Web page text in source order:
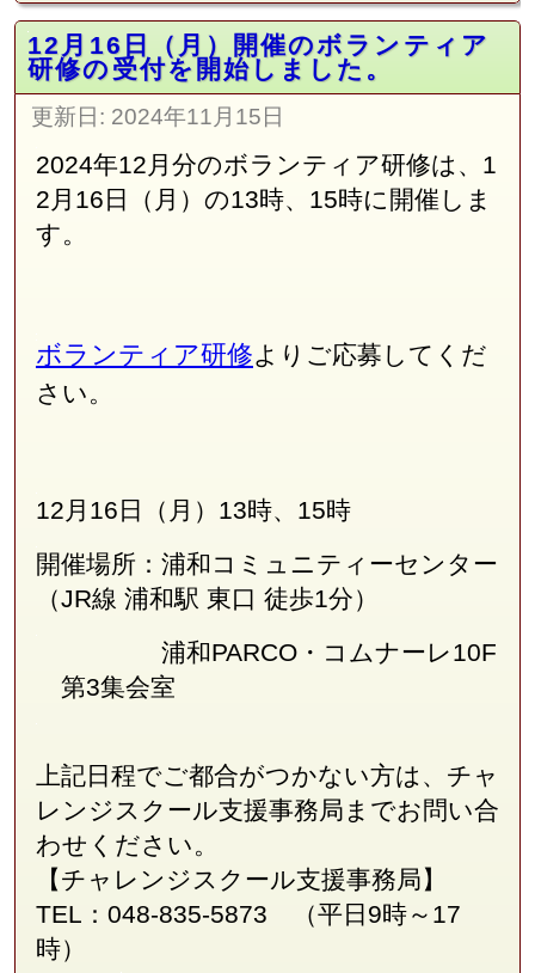
12月16日（月）開催のボランティア
研修の受付を開始しました。
更新日: 2024年11月15日
2024年12月分のボランティア研修は、1
2月16日（月）の13時、15時に開催しま
す。
ボランティア研修よりご応募してくだ
さい。
12月16日（月）13時、15時
開催場所：浦和コミュニティーセンター
（JR線 浦和駅 東口 徒歩1分）
浦和PARCO・コムナーレ10F
第3集会室
上記日程でご都合がつかない方は、チャ
レンジスクール支援事務局 までお問い合
わせください。
【チャレンジスクール支援事務局】
TEL：048-835-5873 （平日9時～17
時）